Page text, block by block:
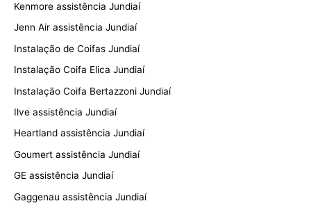
Kenmore assistência Jundiaí
Jenn Air assistência Jundiaí
Instalação de Coifas Jundiaí
Instalação Coifa Elica Jundiaí
Instalação Coifa Bertazzoni Jundiaí
Ilve assistência Jundiaí
Heartland assistência Jundiaí
Goumert assistência Jundiaí
GE assistência Jundiaí
Gaggenau assistência Jundiaí